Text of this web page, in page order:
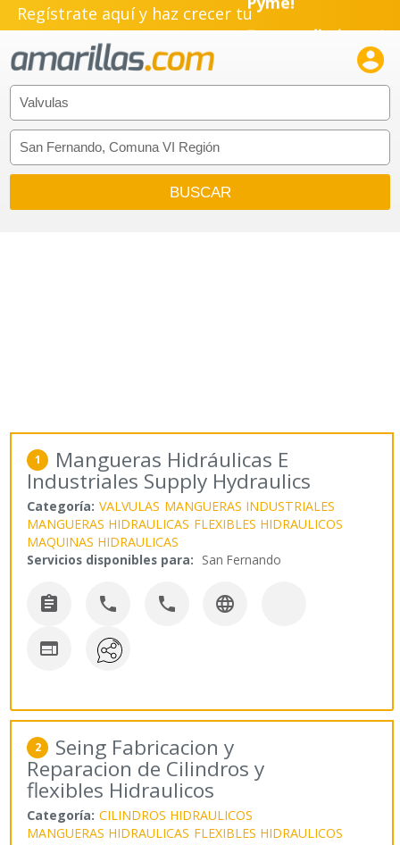
Regístrate aquí y haz crecer tuPyme!
Emprendimiento!

1 Mangueras Hidráulicas E
Industriales Supply Hydraulics
Categoría: VALVULAS MANGUERAS INDUSTRIALES
MANGUERAS HIDRAULICAS FLEXIBLES HIDRAULICOS
MAQUINAS HIDRAULICAS
Servicios disponibles para: San Fernando
   

2 Seing Fabricacion y
Reparacion de Cilindros y
flexibles Hidraulicos
Categoría: CILINDROS HIDRAULICOS
MANGUERAS HIDRAULICAS FLEXIBLES HIDRAULICOS